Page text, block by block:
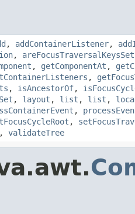
, addContainerListener,
, areFocusTraversalKeysSet
, getComponentAt ,
,
, isAncestorOf,
, layout , list , list ,
,
,
, validateTree